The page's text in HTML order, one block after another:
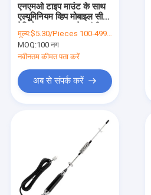
एनएमओ टाइप माउंट के साथ
एल्यूमिनियम व्हिप मोबाइल सीबी
मूल्य:$5.30/Pieces 100-499 Pieces
MOQ:100 नग
नवीनतम कीमत पता करें
अब से संपर्क करें